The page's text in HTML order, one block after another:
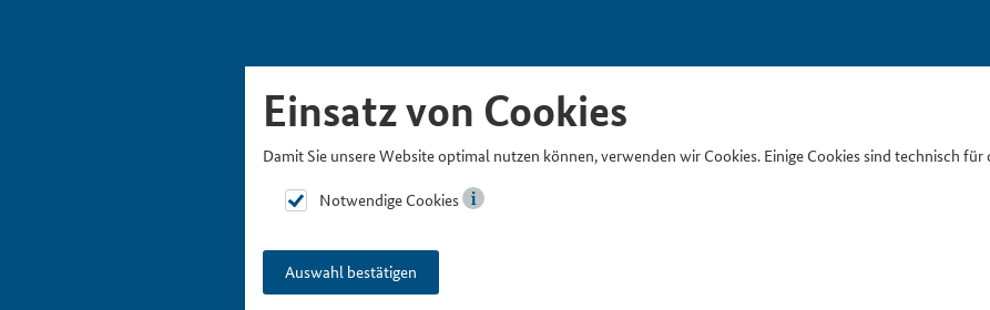
Einsatz von Cookies
Damit Sie unsere Website optimal nutzen können, verwenden wir Cookies. Einige Cookies sind technisch
Notwendige Cookies
Auswahl bestätigen